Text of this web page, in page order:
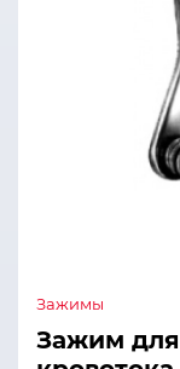
Зажимы
Зажим